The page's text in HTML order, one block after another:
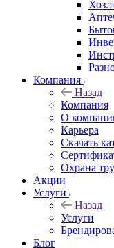
Компания
Назад
Компания
О
Карьера
Cкачать
Охрана
Акции
Услуги
Назад
Услуги
Блог